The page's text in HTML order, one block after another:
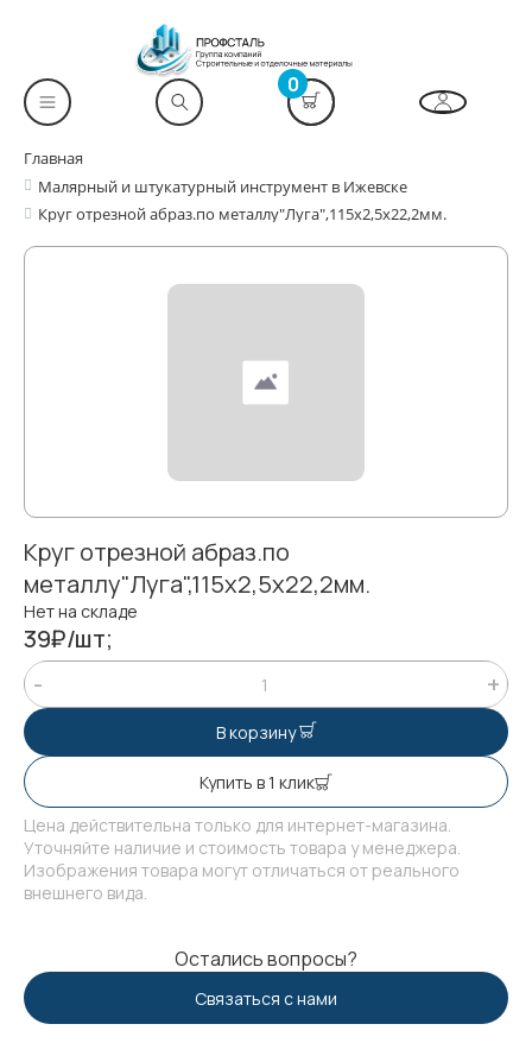
0
Главная
Малярный и штукатурный инструмент в Ижевске
Круг отрезной абраз.по металлу"Луга",115х2,5х22,2мм.
Круг отрезной абраз.по
металлу"Луга",115х2,5х22,2мм.
Нет на складе
39₽/шт;
В корзину
Купить в 1 клик
Цена действительна только для интернет-магазина.
Уточняйте наличие и стоимость товара у менеджера.
Изображения товара могут отличаться от реального
внешнего вида.
Остались вопросы?
Связаться с нами